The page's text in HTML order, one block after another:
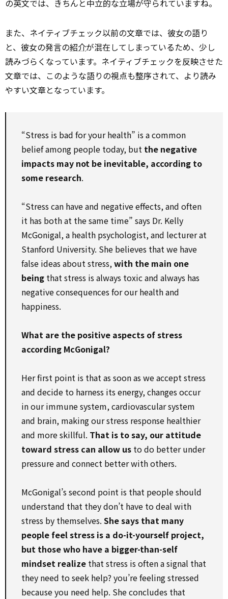
の英文では、きちんと中立的な立場が守られていますね。
また、ネイティブチェック以前の文章では、彼女の語り
と、彼女の発言の紹介が混在してしまっているため、少し
読みづらくなっています。ネイティブチェックを反映させた
文章では、このような語りの視点も整序されて、より読み
やすい文章となっています。
“Stress is bad for your health” is a common
belief among people today, but the negative
impacts may not be inevitable, according to
some research.
“Stress can have and negative effects, and often
it has both at the same time” says Dr. Kelly
McGonigal, a health psychologist, and lecturer at
Stanford University. She believes that we have
false ideas about stress, with the main one
being that stress is always toxic and always has
negative consequences for our health and
happiness.
What are the positive aspects of stress
according McGonigal?
Her first point is that as soon as we accept stress
and decide to harness its energy, changes occur
in our immune system, cardiovascular system
and brain, making our stress response healthier
and more skillful. That is to say, our attitude
toward stress can allow us to do better under
pressure and connect better with others.
McGonigal’s second point is that people should
understand that they don’t have to deal with
stress by themselves. She says that many
people feel stress is a do-it-yourself project,
but those who have a bigger-than-self
mindset realize that stress is often a signal that
they need to seek help? you’re feeling stressed
because you need help. She concludes that